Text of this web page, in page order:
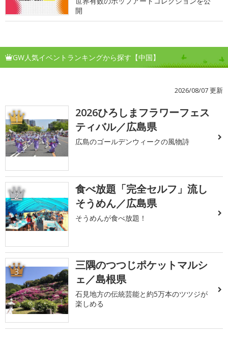
開
GW人気イベントランキングから探す【中国】
2026/08/07 更新
1
2026ひろしまフラワーフェス
ティバル／広島県
広島のゴールデンウィークの風物詩
2
食べ放題「完全セルフ」流し
そうめん／広島県
そうめんが食べ放題！
3
三隅のつつじポケットマルシ
ェ／島根県
石見地方の伝統芸能と約5万本のツツジが
楽しめる